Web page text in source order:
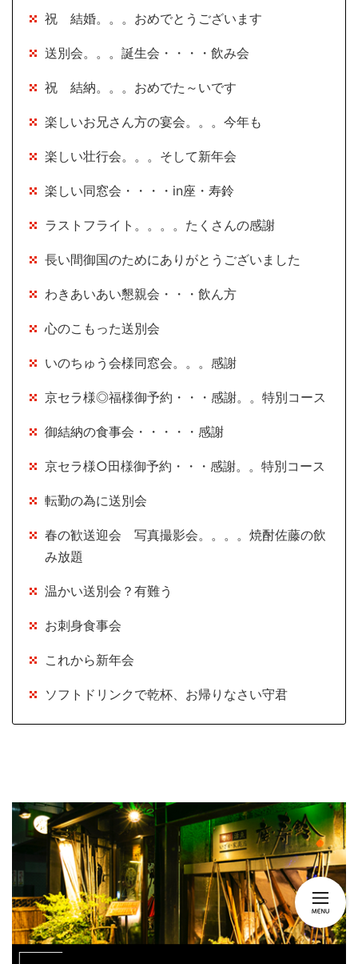
祝 結婚。。。おめでとうございます
送別会。。。誕生会・・・・飲み会
祝 結納。。。おめでた～いです
楽しいお兄さん方の宴会。。。今年も
楽しい壮行会。。。そして新年会
楽しい同窓会・・・・in座・寿鈴
ラストフライト。。。。たくさんの感謝
長い間御国のためにありがとうございました
わきあいあい懇親会・・・飲ん方
心のこもった送別会
いのちゅう会様同窓会。。。感謝
京セラ様◎福様御予約・・・感謝。。特別コース
御結納の食事会・・・・・感謝
京セラ様○田様御予約・・・感謝。。特別コース
転勤の為に送別会
春の歓送迎会 写真撮影会。。。。焼酎佐藤の飲
み放題
温かい送別会？有難う
お刺身食事会
これから新年会
ソフトドリンクで乾杯、お帰りなさい守君